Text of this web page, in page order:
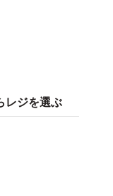
レジを選ぶ